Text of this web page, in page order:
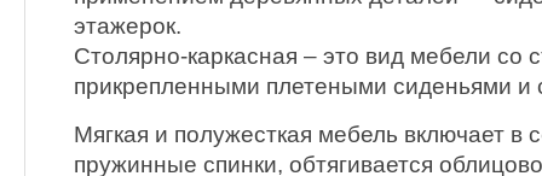
этажерок.
Столярно-каркасная – это вид мебели со
прикрепленными плетеными сиденьями и
Мягкая и полужесткая мебель включает в
пружинные спинки, обтягивается